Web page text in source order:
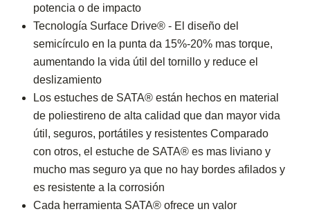
potencia o de impacto
Tecnología Surface Drive® - El diseño del
semicírculo en la punta da 15%-20% mas torque,
aumentando la vida útil del tornillo y reduce el
deslizamiento
Los estuches de SATA® están hechos en material
de poliestireno de alta calidad que dan mayor vida
útil, seguros, portátiles y resistentes Comparado
con otros, el estuche de SATA® es mas liviano y
mucho mas seguro ya que no hay bordes afilados y
es resistente a la corrosión
Cada herramienta SATA® ofrece un valor